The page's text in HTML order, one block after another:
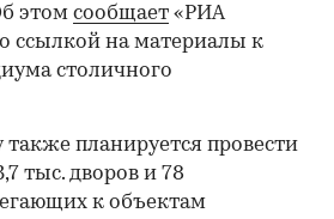
этом сообщает «РИА
ссылкой на материалы к
столичного
планируется провести
тыс. дворов и 78
к объектам